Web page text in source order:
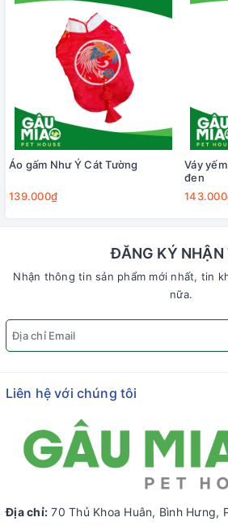
Áo gấm Như Ý Cát Tường
139.000₫
Váy
đen
ĐĂNG KÝ NHẬN
Nhận thông tin sản phẩm mới nhất, tin
nữa.
Liên hệ với chúng tôi
Địa chỉ: 70 Thủ Khoa Huân, Bình Hưng,